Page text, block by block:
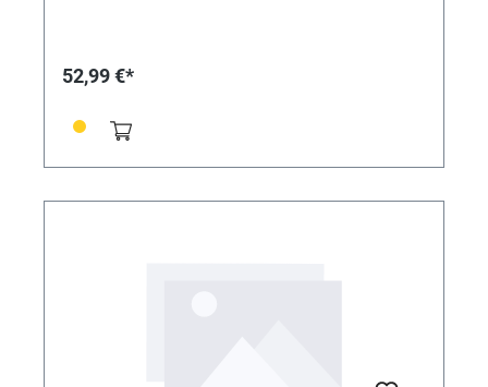
52,99 €*